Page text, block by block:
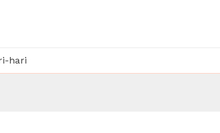
hari